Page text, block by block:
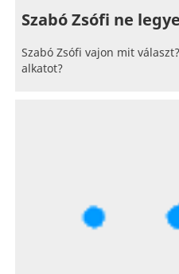
Szabó Zsófi ne
Szabó Zsófi vajon mit
alkatot?